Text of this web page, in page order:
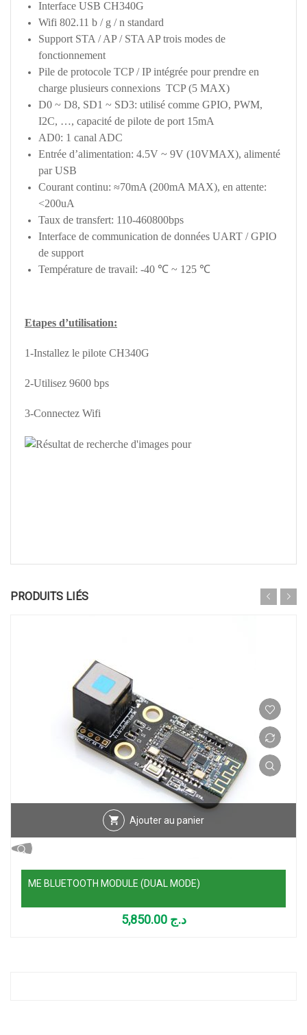
Interface USB CH340G
Wifi 802.11 b / g / n standard
Support STA / AP / STA AP trois modes de
fonctionnement
Pile de protocole TCP / IP intégrée pour prendre en
charge plusieurs connexions TCP (5 MAX)
D0 ~ D8, SD1 ~ SD3: utilisé comme GPIO, PWM,
I2C, …, capacité de pilote de port 15mA
AD0: 1 canal ADC
Entrée d’alimentation: 4.5V ~ 9V (10VMAX), alimenté
par USB
Courant continu: ≈70mA (200mA MAX), en attente:
<200uA
Taux de transfert: 110-460800bps
Interface de communication de données UART / GPIO
de support
Température de travail: -40 ℃ ~ 125 ℃
Etapes d’utilisation:
1-Installez le pilote CH340G
2-Utilisez 9600 bps
3-Connectez Wifi
PRODUITS LIÉS
Ajouter au panier
ME BLUETOOTH MODULE (DUAL MODE)
د.ج 5,850.00